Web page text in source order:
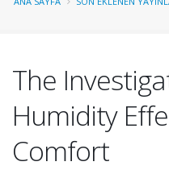
The
Humidity
Comfort